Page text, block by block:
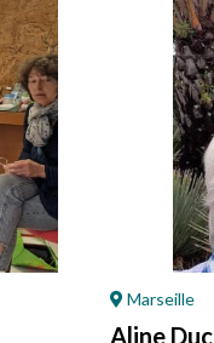
Marseille
Aline